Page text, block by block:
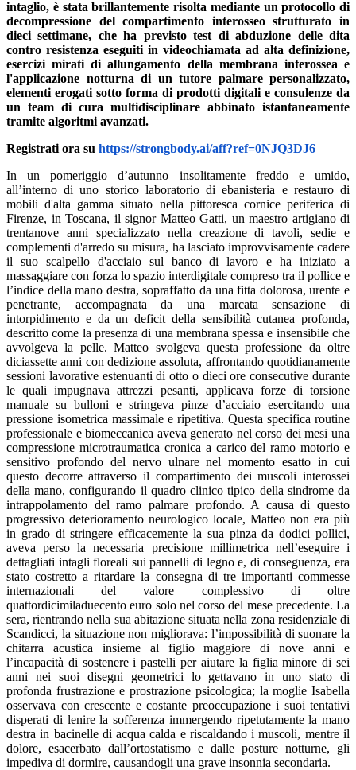
intaglio, è stata brillantemente risolta mediante un protocollo di
decompressione del compartimento interosseo strutturato in
dieci settimane, che ha previsto test di abduzione delle dita
contro resistenza eseguiti in videochiamata ad alta definizione,
esercizi mirati di allungamento della membrana interossea e
l'applicazione notturna di un tutore palmare personalizzato,
elementi erogati sotto forma di prodotti digitali e consulenze da
un team di cura multidisciplinare abbinato istantaneamente
tramite algoritmi avanzati.
Registrati ora su https://strongbody.ai/aff?ref=0NJQ3DJ6
In un pomeriggio d’autunno insolitamente freddo e umido,
all’interno di uno storico laboratorio di ebanisteria e restauro di
mobili d'alta gamma situato nella pittoresca cornice periferica di
Firenze, in Toscana, il signor Matteo Gatti, un maestro artigiano di
trentanove anni specializzato nella creazione di tavoli, sedie e
complementi d'arredo su misura, ha lasciato improvvisamente cadere
il suo scalpello d'acciaio sul banco di lavoro e ha iniziato a
massaggiare con forza lo spazio interdigitale compreso tra il pollice e
l’indice della mano destra, sopraffatto da una fitta dolorosa, urente e
penetrante, accompagnata da una marcata sensazione di
intorpidimento e da un deficit della sensibilità cutanea profonda,
descritto come la presenza di una membrana spessa e insensibile che
avvolgeva la pelle. Matteo svolgeva questa professione da oltre
diciassette anni con dedizione assoluta, affrontando quotidianamente
sessioni lavorative estenuanti di otto o dieci ore consecutive durante
le quali impugnava attrezzi pesanti, applicava forze di torsione
manuale su bulloni e stringeva pinze d’acciaio esercitando una
pressione isometrica massimale e ripetitiva. Questa specifica routine
professionale e biomeccanica aveva generato nel corso dei mesi una
compressione microtraumatica cronica a carico del ramo motorio e
sensitivo profondo del nervo ulnare nel momento esatto in cui
questo decorre attraverso il compartimento dei muscoli interossei
della mano, configurando il quadro clinico tipico della sindrome da
intrappolamento del ramo palmare profondo. A causa di questo
progressivo deterioramento neurologico locale, Matteo non era più
in grado di stringere efficacemente la sua pinza da dodici pollici,
aveva perso la necessaria precisione millimetrica nell’eseguire i
dettagliati intagli floreali sui pannelli di legno e, di conseguenza, era
stato costretto a ritardare la consegna di tre importanti commesse
internazionali del valore complessivo di oltre
quattordicimiladuecento euro solo nel corso del mese precedente. La
sera, rientrando nella sua abitazione situata nella zona residenziale di
Scandicci, la situazione non migliorava: l’impossibilità di suonare la
chitarra acustica insieme al figlio maggiore di nove anni e
l’incapacità di sostenere i pastelli per aiutare la figlia minore di sei
anni nei suoi disegni geometrici lo gettavano in uno stato di
profonda frustrazione e prostrazione psicologica; la moglie Isabella
osservava con crescente e costante preoccupazione i suoi tentativi
disperati di lenire la sofferenza immergendo ripetutamente la mano
destra in bacinelle di acqua calda e riscaldando i muscoli, mentre il
dolore, esacerbato dall’ortostatismo e dalle posture notturne, gli
impediva di dormire, causandogli una grave insonnia secondaria.